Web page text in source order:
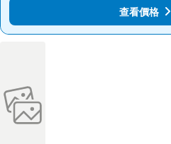
查看價格
查看價格